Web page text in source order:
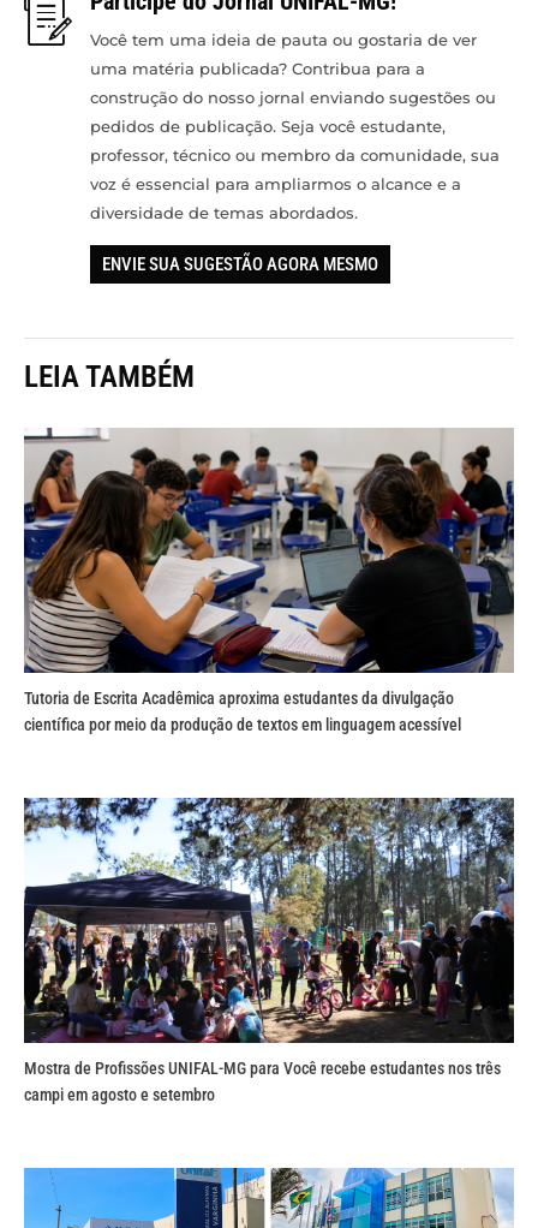
Você tem uma ideia de pauta ou gostaria de ver
uma matéria publicada? Contribua para a
construção do nosso jornal enviando sugestões ou
pedidos de publicação. Seja você estudante,
professor, técnico ou membro da comunidade, sua
voz é essencial para ampliarmos o alcance e a
diversidade de temas abordados.
ENVIE SUA SUGESTÃO AGORA MESMO
LEIA TAMBÉM
Tutoria de Escrita Acadêmica aproxima estudantes da divulgação
científica por meio da produção de textos em linguagem acessível
Mostra de Profissões UNIFAL-MG para Você recebe estudantes nos três
campi em agosto e setembro